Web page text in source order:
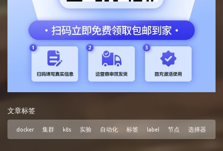
文章标签
docker 集群 k8s 实验 自动化 标签 label 节点 选择器